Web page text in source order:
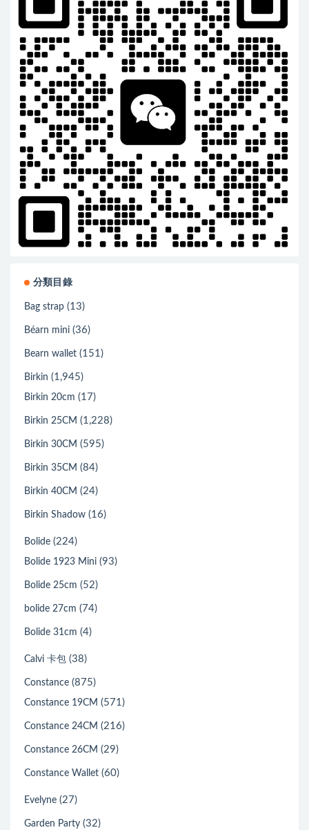
分類目錄
Bag strap (13)
Béarn mini (36)
Bearn wallet (151)
Birkin (1,945)
Birkin 20cm (17)
Birkin 25CM (1,228)
Birkin 30CM (595)
Birkin 35CM (84)
Birkin 40CM (24)
Birkin Shadow (16)
Bolide (224)
Bolide 1923 Mini (93)
Bolide 25cm (52)
bolide 27cm (74)
Bolide 31cm (4)
Calvi 卡包 (38)
Constance (875)
Constance 19CM (571)
Constance 24CM (216)
Constance 26CM (29)
Constance Wallet (60)
Evelyne (27)
Garden Party (32)